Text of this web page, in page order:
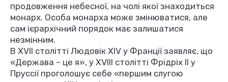
продовження небесної, на чолі якої знаходиться
монарх. Особа монарха може змінюватися, але
сам ієрархічний порядок має залишатися
незмінним.
В XVII столітті Людовік XIV у Франції заявляє, що
«Держава – це я», у XVIII столітті Фрідріх II у
Пруссії проголошує себе «першим слугою